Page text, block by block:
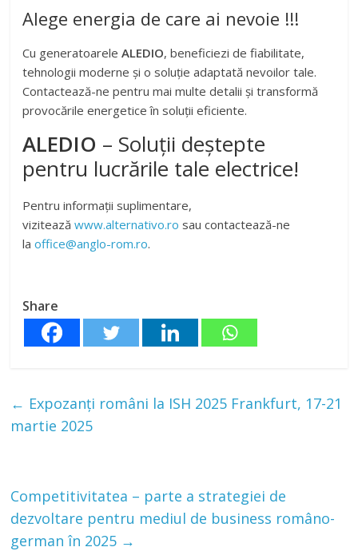
Alege energia de care ai nevoie !!!
Cu generatoareleALEDIO, beneficiezi de fiabilitate,
tehnologii moderne și o soluție adaptată nevoilor tale.
Contactează-ne pentru mai multe detalii și transformă
provocările energetice în soluții eficiente.
ALEDIO – Soluții deștepte
pentru lucrările tale electrice!
Pentru informații suplimentare,
viziteazăwww.alternativo.ro sau contactează-ne
laoffice@anglo-rom.ro.
Share
← Expozanți români la ISH 2025 Frankfurt, 17-21
martie 2025
Competitivitatea – parte a strategiei de
dezvoltare pentru mediul de business româno-
german în 2025 →